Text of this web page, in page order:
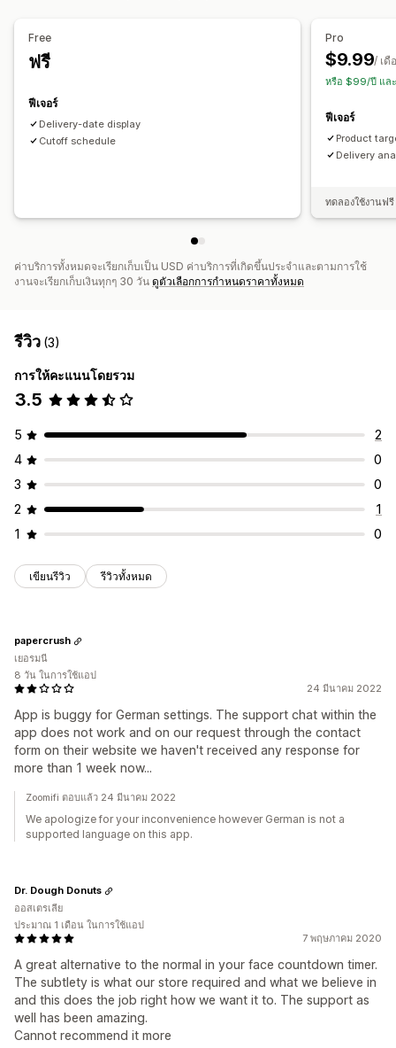
ประเภทตัวจับเวลา
การตัดยอดจัดส่ง
Free
ฟรี
ฟีเจอร์
Delivery-date display
Cutoff schedule
Pro
$9.99/ เดื
หรือ $99/ปี แล
ฟีเจอร์
Product
Delivery
ทดลองใช้งานฟ
ค่าบริการทั้งหมดจะเรียกเก็บเป็น USD ค่าบริการที่เกิดขึ้นประจำและตามการใช้
งานจะเรียกเก็บเงินทุกๆ 30 วัน ดูตัวเลือกการกำหนดราคาทั้งหมด
รีวิว (3)
การให้คะแนนโดยรวม
3.5
5
2
4
0
3
0
2
1
1
0
เขียนรีวิว รีวิวทั้งหมด
24 มีนาคม 2022
App is buggy for German settings. The support chat within the
app does not work and on our request through the contact
form on their website we haven't received any response for
more than 1 week now...
papercrush
เยอรมนี
8 วัน ในการใช้แอป
Zoomifi ตอบแล้ว 24 มีนาคม 2022
We apologize for your inconvenience however German is not a
supported language on this app.
7 พฤษภาคม 2020
A great alternative to the normal in your face countdown timer.
The subtlety is what our store required and what we believe in
and this does the job right how we want it to. The support as
well has been amazing.
Cannot recommend it more
Dr. Dough Donuts
ออสเตรเลีย
ประมาณ 1 เดือน ในการใช้แอป